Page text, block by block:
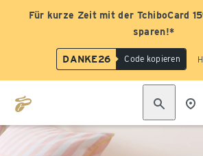
Für kurze Zeit mit der TchiboCard
sparen!*
DANKE26 Code kopieren